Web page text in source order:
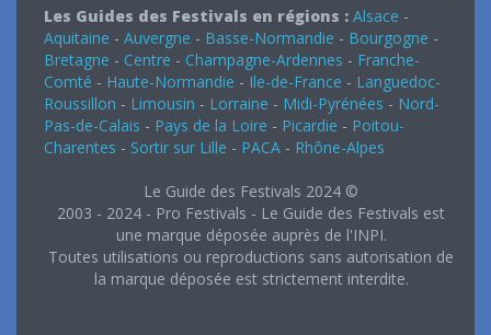
Les Guides des Festivals en régions : Alsace -
Aquitaine - Auvergne - Basse-Normandie - Bourgogne -
Bretagne - Centre - Champagne-Ardennes - Franche-
Comté - Haute-Normandie - Ile-de-France - Languedoc-
Roussillon - Limousin - Lorraine - Midi-Pyrénées - Nord-
Pas-de-Calais - Pays de la Loire - Picardie - Poitou-
Charentes - Sortir sur Lille - PACA - Rhône-Alpes
Le Guide des Festivals 2024 ©
2003 - 2024 - Pro Festivals - Le Guide des Festivals est
une marque déposée auprès de l'INPI.
Toutes utilisations ou reproductions sans autorisation de
la marque déposée est strictement interdite.